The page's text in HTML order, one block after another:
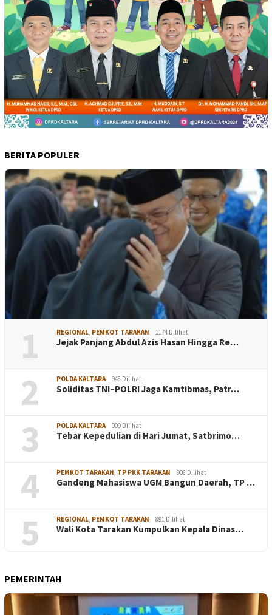
BERITA POPULER
1 REGIONAL, PEMKOT TARAKAN 1174 Dilihat
Jejak Panjang Abdul Azis Hasan Hingga Re…
2 POLDA KALTARA 948 Dilihat
Soliditas TNI–POLRI Jaga Kamtibmas, Patr…
3 POLDA KALTARA 909 Dilihat
Tebar Kepedulian di Hari Jumat, Satbrimo…
4 PEMKOT TARAKAN, TP PKK TARAKAN 908 Dilihat
Gandeng Mahasiswa UGM Bangun Daerah, TP …
5 REGIONAL, PEMKOT TARAKAN 891 Dilihat
Wali Kota Tarakan Kumpulkan Kepala Dinas…
PEMERINTAH